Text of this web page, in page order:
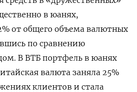
в юанях,
от общего объема валютных
по сравнению
В ВТБ портфель в юанях
валюта заняла 25%
клиентов и стала